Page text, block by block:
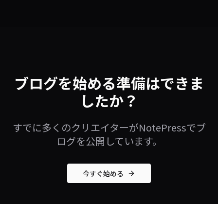
ブログを始める準備はできま
したか？
すでに多くのクリエイターがNotePressでブ
ログを公開しています。
今すぐ始める